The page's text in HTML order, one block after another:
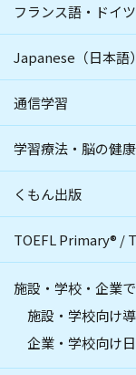
フランス語・ドイ
Japanese（日本語）
通信学習
学習療法・脳の健
くもん出版
TOEFL Primary® /
施設・学校・企業
施設・学校向け
企業・学校向け